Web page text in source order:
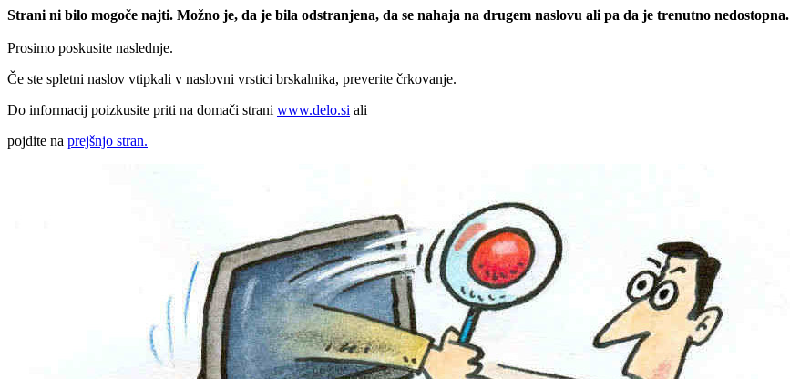
Strani ni bilo mogoče najti. Možno je, da je bila odstranjena, da se nahaja na drugem naslovu ali pa da je trenutno nedostopna.
Prosimo poskusite naslednje.
Če ste spletni naslov vtipkali v naslovni vrstici brskalnika, preverite črkovanje.
Do informacij poizkusite priti na domači strani www.delo.si ali
pojdite na prejšnjo stran.